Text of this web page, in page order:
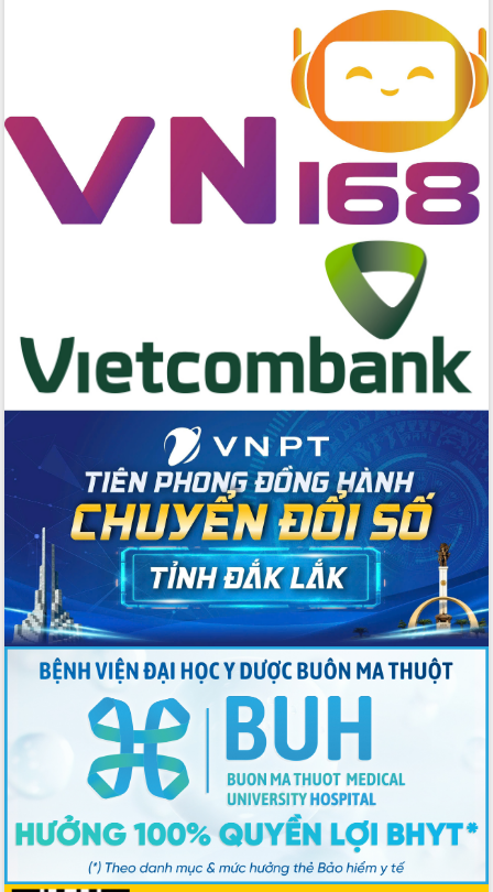
được chỉ định làm Bí thư Tỉnh ủy Đắk
Lắk nhiệm kỳ 2025 – 2030
Tập trung triển khai các giải pháp sản
xuất nông nghiệp bền vững, phát thải
tạo tương lai”
Tập trung phát triển khoa học công
nghệ, đổi mới sáng tạo và chuyển đổi
“Hồ sơ phi địa giới – Bước tiến mới
trong cải cách hành chính”
Phó Chủ tịch UBND tỉnh Nguyễn Thiên
Văn kiểm tra công tác chống khai thác
IUU và nuôi trồng thủy sản
Tăng cường các giải pháp nhằm phát
triển hiệu quả khoa học, công nghệ,
đổi mới sáng tạo và chuyển đổi số
Tỉnh Đắk Lắk hiện đại hóa y tế từ bệnh
án điện tử
Tập huấn công tác đối ngoại và tuyên
truyền quản lý biên giới, biển đảo
Nhiều cách làm hay trong chuyển đổi
số vì người dân
Quyết tâm phấn đấu hoàn thành thắng
lợi các mục tiêu, nhiệm vụ Nghị quyết
Đại hội đại biểu Đảng bộ tỉnh Đắk Lắk
nhiệm kỳ 2025-2030
Khai mạc trọng thể Đại hội đại biểu